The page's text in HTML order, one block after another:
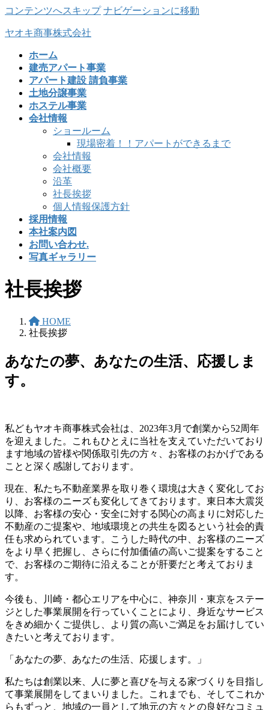
コンテンツへスキップ ナビゲーションに移動
ヤオキ商事株式会社
ホーム
建売アパート事業
アパート建設 請負事業
土地分譲事業
ホステル事業
会社情報
ショールーム
現場密着！！アパートができるまで
会社情報
会社概要
沿革
社長挨拶
個人情報保護方針
採用情報
本社案内図
お問い合わせ.
写真ギャラリー
社長挨拶
HOME
社長挨拶
あなたの夢、あなたの生活、応援しま
す。
私どもヤオキ商事株式会社は、2023年3月で創業から52周年
を迎えました。これもひとえに当社を支えていただいており
ます地域の皆様や関係取引先の方々、お客様のおかげである
ことと深く感謝しております。
現在、私たち不動産業界を取り巻く環境は大きく変化してお
り、お客様のニーズも変化してきております。東日本大震災
以降、お客様の安心・安全に対する関心の高まりに対応した
不動産のご提案や、地域環境との共生を図るという社会的責
任も求められています。こうした時代の中、お客様のニーズ
をより早く把握し、さらに付加価値の高いご提案をすること
で、お客様のご期待に沿えることが肝要だと考えておりま
す。
今後も、川崎・都心エリアを中心に、神奈川・東京をステー
ジとした事業展開を行っていくことにより、身近なサービス
をきめ細かくご提供し、より質の高いご満足をお届けしてい
きたいと考えております。
「あなたの夢、あなたの生活、応援します。」
私たちは創業以来、人に夢と喜びを与える家づくりを目指し
て事業展開をしてまいりました。これまでも、そしてこれか
らもずっと、地域の一員として地元の方々との良好なコミュ